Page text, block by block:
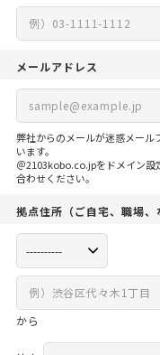
メールアドレス
弊社からのメールが迷惑メー
います。
＠2103kobo.co.jpをドメイン設
合わせください。
拠点住所 （ご自宅、 職場、
から